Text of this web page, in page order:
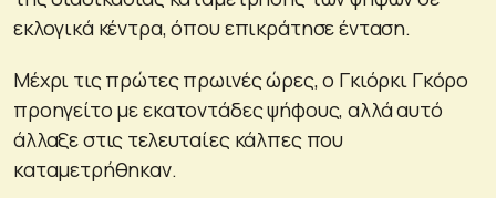
εκλογικά κέντρα, όπου επικράτησε ένταση.
Μέχρι τις πρώτες πρωινές ώρες, ο Γκιόρκι Γκόρο
προηγείτο με εκατοντάδες ψήφους, αλλά αυτό
άλλαξε στις τελευταίες κάλπες που
καταμετρήθηκαν.